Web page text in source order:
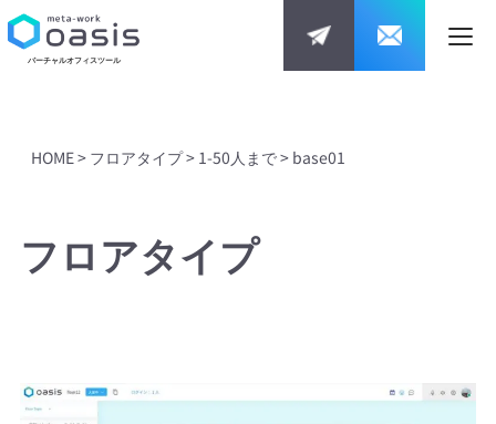
バーチャルオフィスツール
HOME> フロアタイプ> 1-50人まで> base01
フロアタイプ